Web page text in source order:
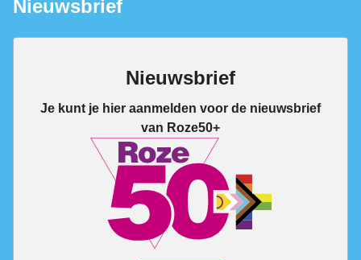
Nieuwsbrief
Nieuwsbrief
Je kunt je hier aanmelden voor de nieuwsbrief
van Roze50+